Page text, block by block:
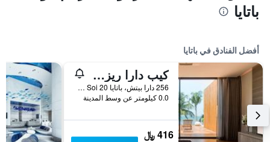
باتايا
أفضل الفنادق في باتايا
كيب دارا ريزورت
256 دارا بيتش، باتايا Soi 20 طريق ناكلوا,ناكلوا, باتايا, تايلاند
0.0 كيلومتر عن وسط المدينة
416 ﷼